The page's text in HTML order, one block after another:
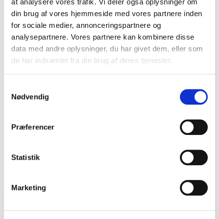
din brug af vores hjemmeside med vores partnere inden
for sociale medier, annonceringspartnere og
analysepartnere. Vores partnere kan kombinere disse
data med andre oplysninger, du har givet dem, eller som
de har indsamlet fra din brug af deres tjenester.
Nødvendig
Præferencer
Statistik
Marketing
Gitte Overgaard
Nilpeter A/S
Henrik Leslye
Henrik Leslye